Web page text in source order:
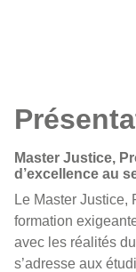
Master Justice,
d’excellence au
Le Master Justice,
formation
avec les réalités
s’adresse aux